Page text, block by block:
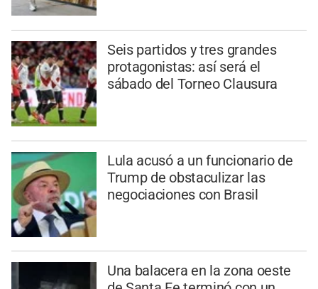
Seis partidos y tres grandes
protagonistas: así será el
sábado del Torneo Clausura
Lula acusó a un funcionario de
Trump de obstaculizar las
negociaciones con Brasil
Una balacera en la zona oeste